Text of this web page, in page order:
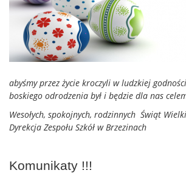
abyśmy przez życie kroczyli w ludzkiej
boskiego odrodzenia był i będzie dla nas
Wesołych, spokojnych, rodzinnych Świąt
Dyrekcja Zespołu Szkół w Brzezinach
Komunikaty !!!